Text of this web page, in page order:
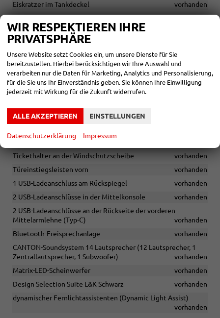
Eiskratzer im Tankdeckel
vorhanden
Kopfstützen vorn, höhen- und längs einstellbar
Mittelarmlehne hinten
Mittelarmlehne mit Ablagefach und 12-Volt-Steckdose
vorhanden
Netzprogramm im Gepäckraum (3 Netze)
vorhanden
Regenschirm- und Besenfächer in den Vordertüren
Sonnenblenden mit beleuchtetem Make-up-Spiegel auf Fahrer-
und Beifahrerseite
Taschen an den Rückseiten der Vordersitze inklusive
Smartphone-Taschen
Tickethalter an der Windschutzscheibe
vorhanden
Türeinstiegsleisten vorn
vorhanden
1 USB-Ladeanschluss am Rückspiegel
vorhanden
2 USB-Ladeanschlüsse in der Mittelkonsole
vorhanden
2 USB-Ladeanschlüsse an der Rückseite der vorderen
Mittelarmlehne (Typ-C)
vorhanden
Bluetooth-Freisprechanlage
vorhanden
CANTON-Soundsystem 14 Lautsprecher (12 Lautsprecher, 1
Zentrallautsprecher, 1 Subwoofer)
vorhanden
Matrix-LED-Scheinwerfer
vorhanden
Design Selection Suite L&K Schwarz
vorhanden
dynamischer Fernlichtassistenten (Dynamic Light Assist)
vorhanden
WIR RESPEKTIEREN IHRE
PRIVATSPHÄRE
Unsere Website setzt Cookies ein, um unsere Dienste für Sie
bereitzustellen. Hierbei berücksichtigen wir Ihre Auswahl und
verarbeiten nur die Daten für Marketing, Analytics und Personalisierung,
für die Sie uns Ihr Einverständnis geben. Sie können Ihre Einwilligung
jederzeit mit Wirkung für die Zukunft widerrufen.
ALLE AKZEPTIEREN EINSTELLUNGEN
Datenschutzerklärung Impressum